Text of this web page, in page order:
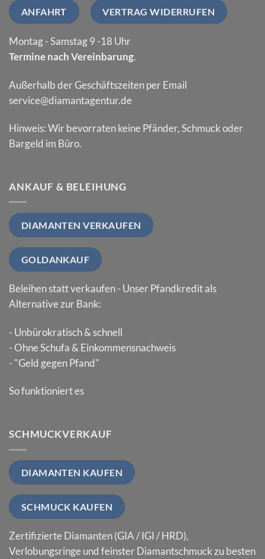
ANFAHRT VERTRAG WIDERRUFEN
Montag - Samstag 9 -18 Uhr
Termine nach Vereinbarung.
Außerhalb der Geschäftszeiten per Email
service@diamantagentur.de
Hinweis: Wir bevorraten keine Pfänder, Schmuck oder
Bargeld im Büro.
ANKAUF & BELEIHUNG
DIAMANTEN VERKAUFEN
GOLDANKAUF
Beleihen statt verkaufen - Unser Pfandkredit als
Alternative zur Bank:
- Unbürokratisch & schnell
- Ohne Schufa & Einkommensnachweis
- "Geld gegen Pfand"
So funktioniert es
SCHMUCKVERKAUF
DIAMANTEN KAUFEN
SCHMUCK KAUFEN
Zertifizierte Diamanten (GIA / IGI / HRD),
Verlobungsringe und feinster Diamantschmuck zu besten